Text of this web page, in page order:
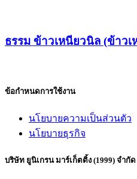
ธรรม ข้าวเหนียวนิล (ข้าว
ข้อกำหนดการใช้งาน
นโยบายความเป็นส่วนตัว
นโยบายธุรกิจ
บริษัท ยูนิเกรน มาร์เก็ตติ้ง (1999) จำกัด